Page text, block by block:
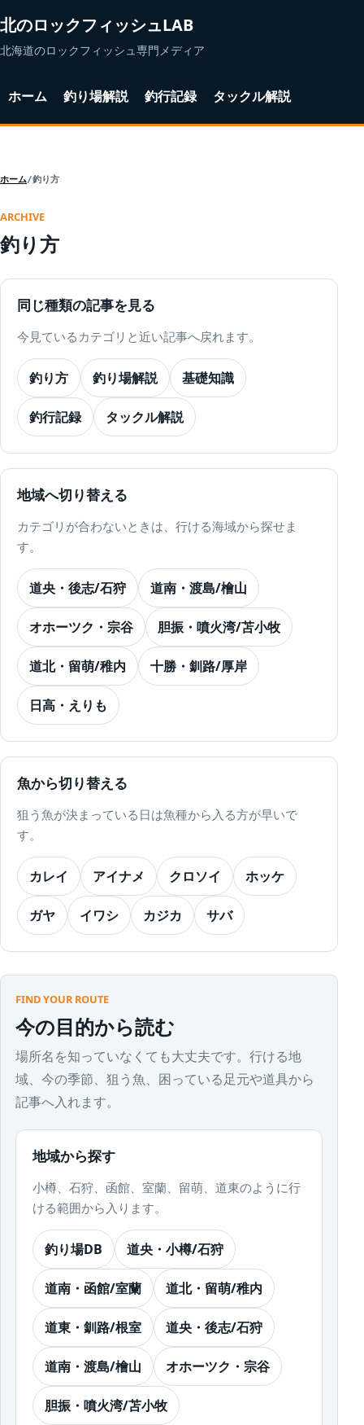
北のロックフィッシュLAB
北海道のロックフィッシュ専門メディア
ホーム 釣り場解説 釣行記録 タックル解説
ホーム 釣り方
ARCHIVE
釣り方
同じ種類の記事を見る
今見ているカテゴリと近い記事へ戻れます。
釣り方 釣り場解説 基礎知識
釣行記録 タックル解説
地域へ切り替える
カテゴリが合わないときは、行ける海域から探せま
す。
道央・後志/石狩 道南・渡島/檜山
オホーツク・宗谷 胆振・噴火湾/苫小牧
道北・留萌/稚内 十勝・釧路/厚岸
日高・えりも
魚から切り替える
狙う魚が決まっている日は魚種から入る方が早いで
す。
カレイ アイナメ クロソイ ホッケ
ガヤ イワシ カジカ サバ
FIND YOUR ROUTE
今の目的から読む
場所名を知っていなくても大丈夫です。行ける地
域、今の季節、狙う魚、困っている足元や道具から
記事へ入れます。
地域から探す
小樽、石狩、函館、室蘭、留萌、道東のように行
ける範囲から入ります。
釣り場DB 道央・小樽/石狩
道南・函館/室蘭 道北・留萌/稚内
道東・釧路/根室 道央・後志/石狩
道南・渡島/檜山 オホーツク・宗谷
胆振・噴火湾/苫小牧